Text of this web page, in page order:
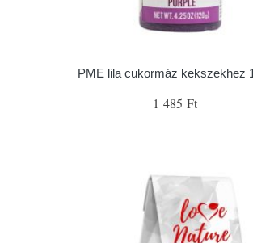
PME lila cukormáz kekszekhez
1 485 Ft